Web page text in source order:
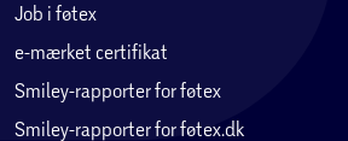
Job i føtex
e-mærket certifikat
Smiley-rapporter for føtex
Smiley-rapporter for føtex.dk